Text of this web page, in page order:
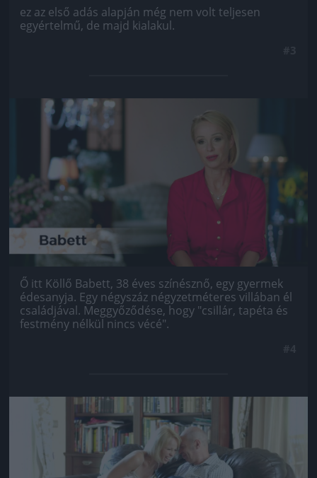
ez az első adás alapján még nem volt teljesen
egyértelmű, de majd kialakul.
Jön még kép!
Ő itt Köllő Babett, 38 éves színésznő, egy gyermek
édesanyja. Egy négyszáz négyzetméteres villában él
családjával. Meggyőződése, hogy "csillár, tapéta és
festmény nélkül nincs vécé".
Jön még kép!